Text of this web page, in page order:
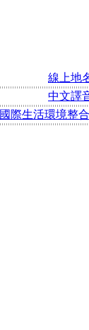
線上地
中文譯
國際生活環境整